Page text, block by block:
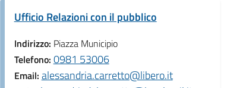
Ufficio Relazioni con il pubblico
Indirizzo: Piazza Municipio
Telefono: 0981 53006
Email: alessandria.carretto@libero.it